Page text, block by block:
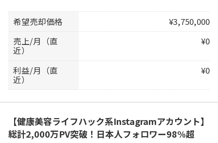
希望売却価格
¥3,750,000
売上/月（直
近）
¥0
利益/月（直
近）
¥0
【健康美容ライフハック系Instagramアカウント】
総計2,000万PV突破！日本人フォロワー98%超